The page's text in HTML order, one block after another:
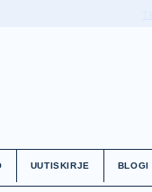
UUTISKIRJE BLOGI